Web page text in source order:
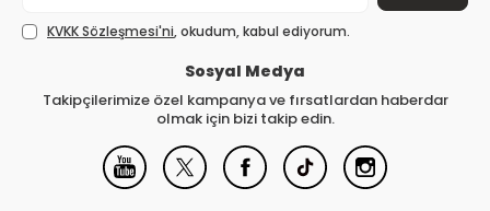
KVKK Sözleşmesi'ni, okudum, kabul ediyorum.
Sosyal Medya
Takipçilerimize özel kampanya ve fırsatlardan haberdar
olmak için bizi takip edin.